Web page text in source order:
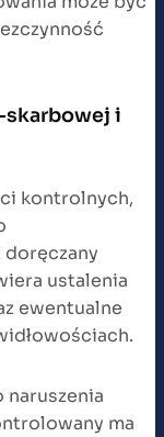
skarbowej i
kontrolnych,
ustalenia
ewentualne
ma